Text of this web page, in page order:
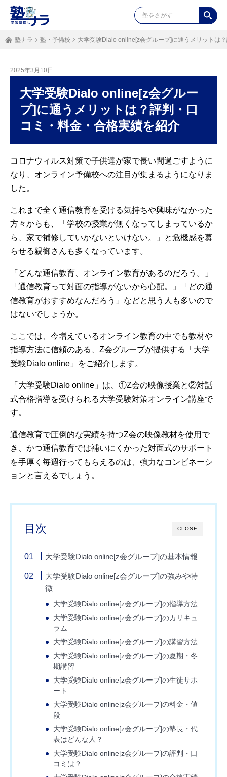
塾ナラ 塾・予備校 大学受験Dialo online[z会グループ]に通うメリットは
2025年3月10日
大学受験Dialo online[z会グルー
プ]に通うメリットは？評判・口
コミ・料金・合格実績を紹介
コロナウィルス対策で子供達が家で長い間過ごすように
なり、オンライン予備校への注目が集まるようになりま
した。
これまで全く通信教育を受ける気持ちや興味がなかった
方々からも、「学校の授業が無くなってしまっているか
ら、家で補修していかないといけない。」と危機感を募
らせる親御さんも多くなっています。
「どんな通信教育、オンライン教育があるのだろう。」
「通信教育って対面の指導がないから心配。」「どの通
信教育がおすすめなんだろう」などと思う人も多いので
はないでしょうか。
ここでは、今増えているオンライン教育の中でも教材や
指導方法に信頼のある、Z会グループが提供する「大学
受験Dialo online」をご紹介します。
「大学受験Dialo online」は、①Z会の映像授業と②対話
式合格指導を受けられる大学受験対策オンライン講座で
す。
通信教育で圧倒的な実績を持つZ会の映像教材を使用で
き、かつ通信教育では補いにくかった対面式のサポート
を手厚く毎週行ってもらえるのは、強力なコンビネーシ
ョンと言えるでしょう。
CLOSE
目次
大学受験Dialo online[z会グループ]の基本情報
大学受験Dialo online[z会グループ]の強みや特
徴
大学受験Dialo online[z会グループ]の指導方法
大学受験Dialo online[z会グループ]のカリキュ
ラム
大学受験Dialo online[z会グループ]の講習方法
大学受験Dialo online[z会グループ]の夏期・冬
期講習
大学受験Dialo online[z会グループ]の生徒サポ
ート
大学受験Dialo online[z会グループ]の料金・値
段
大学受験Dialo online[z会グループ]の塾長・代
表はどんな人？
大学受験Dialo online[z会グループ]の評判・口
コミは？